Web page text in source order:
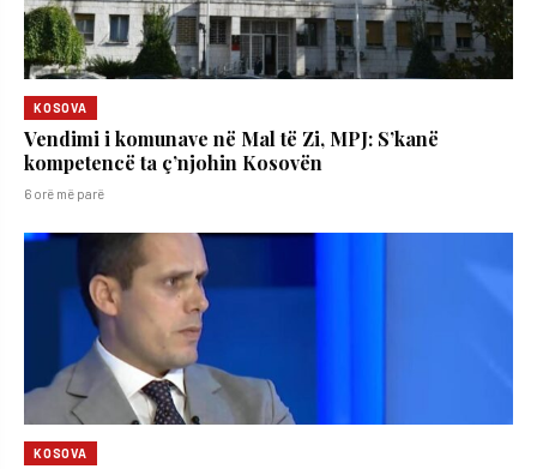
KOSOVA
Vendimi i komunave në Mal të Zi, MPJ: S’kanë
kompetencë ta ç’njohin Kosovën
6 orë më parë
KOSOVA